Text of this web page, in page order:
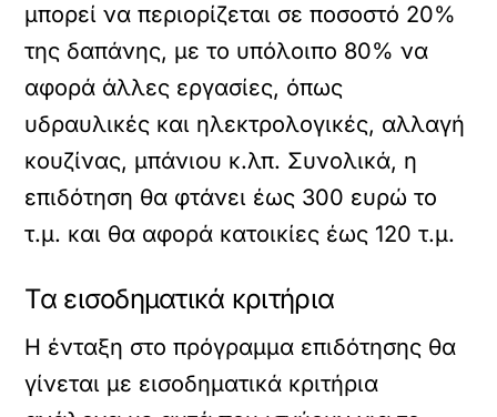
µπορεί να περιορίζεται σε ποσοστό 20%
της δαπάνης, µε το υπόλοιπο 80% να
αφορά άλλες εργασίες, όπως
υδραυλικές και ηλεκτρολογικές, αλλαγή
κουζίνας, µπάνιου κ.λπ. Συνολικά, η
επιδότηση θα φτάνει έως 300 ευρώ το
τ.µ. και θα αφορά κατοικίες έως 120 τ.µ.
Τα εισοδηματικά κριτήρια
Η ένταξη στο πρόγραμμα επιδότησης θα
γίνεται με εισοδηματικά κριτήρια